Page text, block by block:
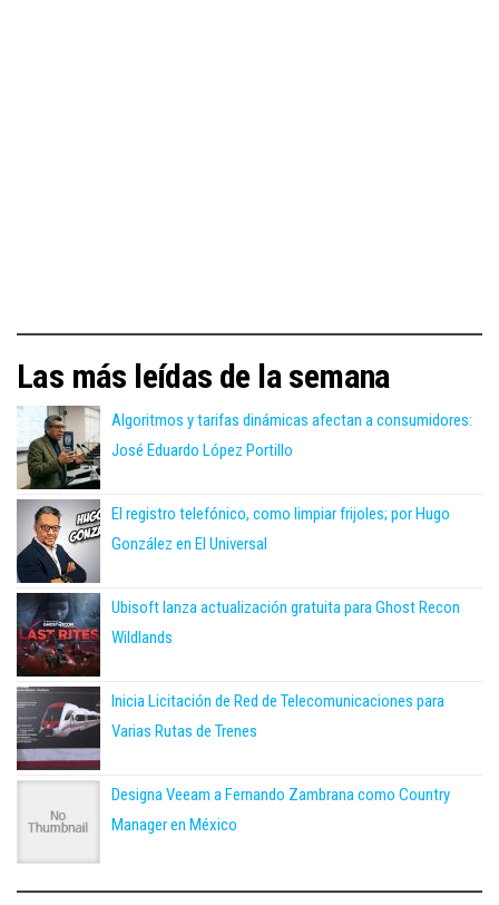
Las más leídas de la semana
Algoritmos y tarifas dinámicas afectan a consumidores:
José Eduardo López Portillo
El registro telefónico, como limpiar frijoles; por Hugo
González en El Universal
Ubisoft lanza actualización gratuita para Ghost Recon
Wildlands
Inicia Licitación de Red de Telecomunicaciones para
Varias Rutas de Trenes
Designa Veeam a Fernando Zambrana como Country
Manager en México